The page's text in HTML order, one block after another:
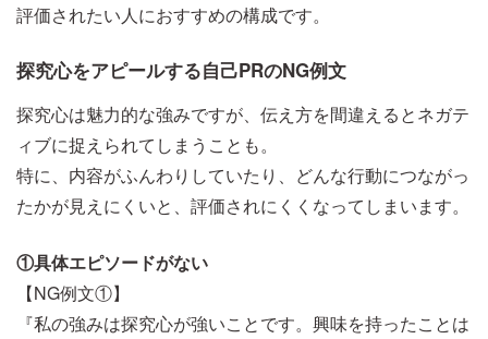
評価されたい人におすすめの構成です。
探究心をアピールする自己PRのNG例文
探究心は魅力的な強みですが、伝え方を間違えるとネガテ
ィブに捉えられてしまうことも。
特に、内容がふんわりしていたり、どんな行動につながっ
たかが見えにくいと、評価されにくくなってしまいます。
①具体エピソードがない
【NG例文①】
『私の強みは探究心が強いことです。興味を持ったことは